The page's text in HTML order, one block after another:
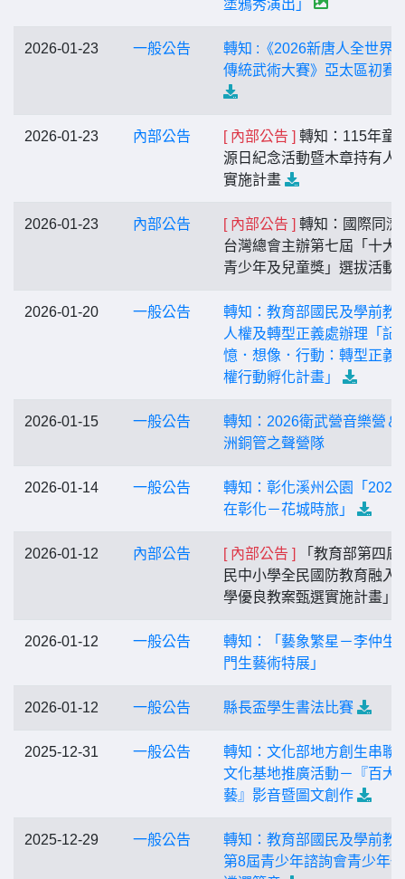
塗鴉秀演出」
2026-01-23 一般公告
轉知 :《2026新唐人全世界
傳統武術大賽》亞太區初賽
2026-01-23 內部公告 [ 內部公告 ] 轉知：115年童
源日紀念活動暨木章持有人
實施計畫
2026-01-23 內部公告 [ 內部公告 ] 轉知：國際同濟
台灣總會主辦第七屆「十大
青少年及兒童獎」選拔活動
2026-01-20 一般公告
轉知：教育部國民及學前教
人權及轉型正義處辦理「記
憶．想像．行動：轉型正義
權行動孵化計畫」
2026-01-15 一般公告
轉知：2026衛武營音樂營＆
洲銅管之聲營隊
2026-01-14 一般公告
轉知：彰化溪州公園「2026
在彰化－花城時旅」
2026-01-12 內部公告 [ 內部公告 ]
「教育部第四屆
民中小學全民國防教育融入
學優良教案甄選實施計畫」
2026-01-12 一般公告
轉知：「藝象繁星－李仲生
門生藝術特展」
2026-01-12 一般公告 縣長盃學生書法比賽
2025-12-31 一般公告
轉知：文化部地方創生串聯
文化基地推廣活動－『百大
藝』影音暨圖文創作
2025-12-29 一般公告
轉知：教育部國民及學前教
第8屆青少年諮詢會青少年